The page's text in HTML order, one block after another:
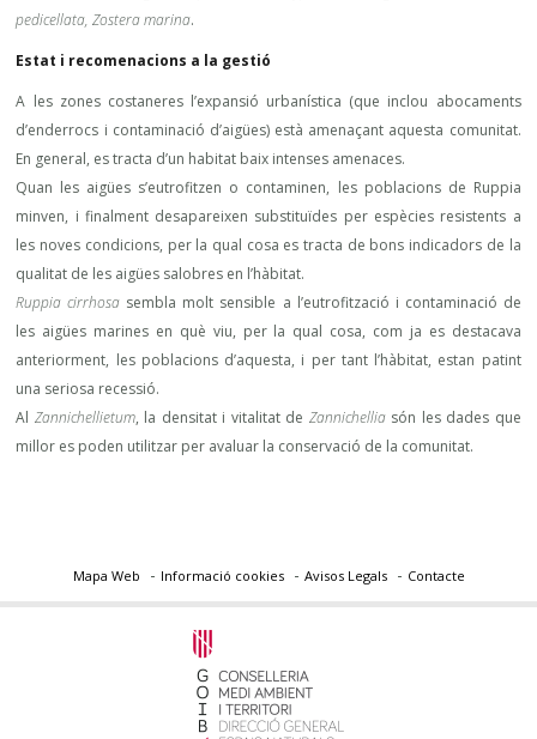
pedicellata, Zostera marina.
Estat i recomenacions a la gestió
A les zones costaneres l’expansió urbanística (que inclou abocaments
d’enderrocs i contaminació d’aigües) està amenaçant aquesta comunitat.
En general, es tracta d’un habitat baix intenses amenaces.
Quan les aigües s’eutrofitzen o contaminen, les poblacions de Ruppia
minven, i finalment desapareixen substituïdes per espècies resistents a
les noves condicions, per la qual cosa es tracta de bons indicadors de la
qualitat de les aigües salobres en l’hàbitat.
Ruppia cirrhosa sembla molt sensible a l’eutrofització i contaminació de
les aigües marines en què viu, per la qual cosa, com ja es destacava
anteriorment, les poblacions d’aquesta, i per tant l’hàbitat, estan patint
una seriosa recessió.
Al Zannichellietum, la densitat i vitalitat de Zannichelliasón les dades que
millor es poden utilitzar per avaluar la conservació de la comunitat.
Mapa Web Informació cookies Avisos Legals Contacte